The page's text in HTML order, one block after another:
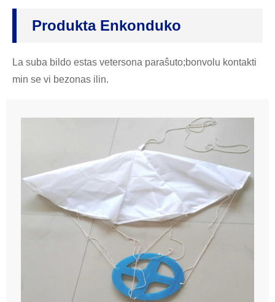
Produkta Enkonduko
La suba bildo estas vetersona paraŝuto;bonvolu kontakti
min se vi bezonas ilin.